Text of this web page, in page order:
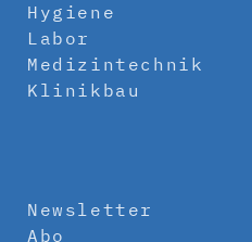
Hygiene
Labor
Medizintechnik
Klinikbau
Newsletter
Abo